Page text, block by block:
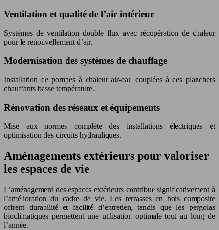
Ventilation et qualité de l’air intérieur
Systèmes de ventilation double flux avec récupération de chaleur
pour le renouvellement d’air.
Modernisation des systèmes de chauffage
Installation de pompes à chaleur air-eau couplées à des planchers
chauffants basse température.
Rénovation des réseaux et équipements
Mise aux normes complète des installations électriques et
optimisation des circuits hydrauliques.
Aménagements extérieurs pour valoriser
les espaces de vie
L’aménagement des espaces extérieurs contribue significativement à
l’amélioration du cadre de vie. Les terrasses en bois composite
offrent durabilité et facilité d’entretien, tandis que les pergolas
bioclimatiques permettent une utilisation optimale tout au long de
l’année.